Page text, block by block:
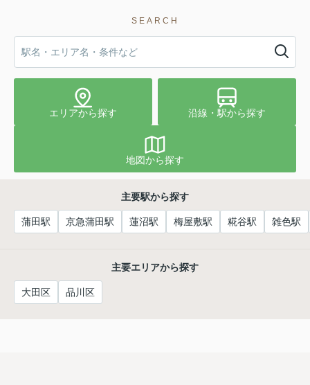
SEARCH
エリアから探す 沿線・駅から探す
地図から探す
主要駅から探す
蒲田駅 京急蒲田駅 蓮沼駅 梅屋敷駅 糀谷駅 雑色駅
主要エリアから探す
大田区 品川区